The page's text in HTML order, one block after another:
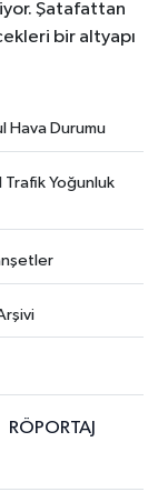
Şatafattan
bir altyapı
Hava Durumu
Trafik Yoğunluk
RÖPORTAJ